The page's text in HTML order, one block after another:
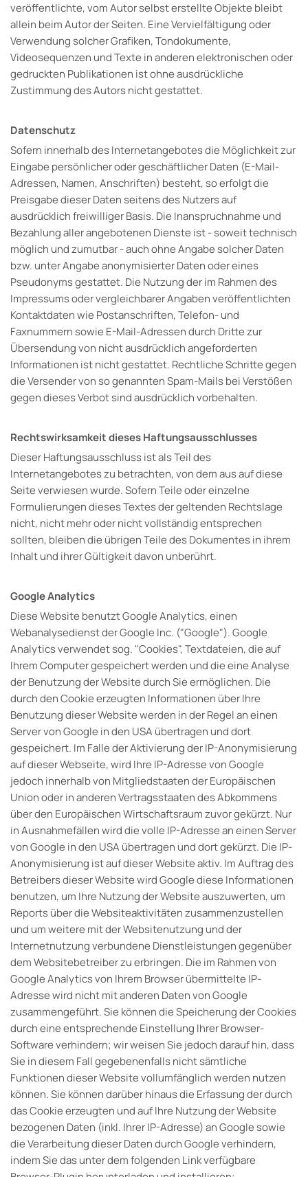
veröffentlichte, vom Autor selbst erstellte Objekte bleibt
allein beim Autor der Seiten. Eine Vervielfältigung oder
Verwendung solcher Grafiken, Tondokumente,
Videosequenzen und Texte in anderen elektronischen oder
gedruckten Publikationen ist ohne ausdrückliche
Zustimmung des Autors nicht gestattet.
Datenschutz
Sofern innerhalb des Internetangebotes die Möglichkeit zur
Eingabe persönlicher oder geschäftlicher Daten (E-Mail-
Adressen, Namen, Anschriften) besteht, so erfolgt die
Preisgabe dieser Daten seitens des Nutzers auf
ausdrücklich freiwilliger Basis. Die Inanspruchnahme und
Bezahlung aller angebotenen Dienste ist - soweit technisch
möglich und zumutbar - auch ohne Angabe solcher Daten
bzw. unter Angabe anonymisierter Daten oder eines
Pseudonyms gestattet. Die Nutzung der im Rahmen des
Impressums oder vergleichbarer Angaben veröffentlichten
Kontaktdaten wie Postanschriften, Telefon- und
Faxnummern sowie E-Mail-Adressen durch Dritte zur
Übersendung von nicht ausdrücklich angeforderten
Informationen ist nicht gestattet. Rechtliche Schritte gegen
die Versender von so genannten Spam-Mails bei Verstößen
gegen dieses Verbot sind ausdrücklich vorbehalten.
Rechtswirksamkeit dieses Haftungsausschlusses
Dieser Haftungsausschluss ist als Teil des
Internetangebotes zu betrachten, von dem aus auf diese
Seite verwiesen wurde. Sofern Teile oder einzelne
Formulierungen dieses Textes der geltenden Rechtslage
nicht, nicht mehr oder nicht vollständig entsprechen
sollten, bleiben die übrigen Teile des Dokumentes in ihrem
Inhalt und ihrer Gültigkeit davon unberührt.
Google Analytics
Diese Website benutzt Google Analytics, einen
Webanalysedienst der Google Inc. ("Google"). Google
Analytics verwendet sog. "Cookies", Textdateien, die auf
Ihrem Computer gespeichert werden und die eine Analyse
der Benutzung der Website durch Sie ermöglichen. Die
durch den Cookie erzeugten Informationen über Ihre
Benutzung dieser Website werden in der Regel an einen
Server von Google in den USA übertragen und dort
gespeichert. Im Falle der Aktivierung der IP-Anonymisierung
auf dieser Webseite, wird Ihre IP-Adresse von Google
jedoch innerhalb von Mitgliedstaaten der Europäischen
Union oder in anderen Vertragsstaaten des Abkommens
über den Europäischen Wirtschaftsraum zuvor gekürzt. Nur
in Ausnahmefällen wird die volle IP-Adresse an einen Server
von Google in den USA übertragen und dort gekürzt. Die IP-
Anonymisierung ist auf dieser Website aktiv. Im Auftrag des
Betreibers dieser Website wird Google diese Informationen
benutzen, um Ihre Nutzung der Website auszuwerten, um
Reports über die Websiteaktivitäten zusammenzustellen
und um weitere mit der Websitenutzung und der
Internetnutzung verbundene Dienstleistungen gegenüber
dem Websitebetreiber zu erbringen. Die im Rahmen von
Google Analytics von Ihrem Browser übermittelte IP-
Adresse wird nicht mit anderen Daten von Google
zusammengeführt. Sie können die Speicherung der Cookies
durch eine entsprechende Einstellung Ihrer Browser-
Software verhindern; wir weisen Sie jedoch darauf hin, dass
Sie in diesem Fall gegebenenfalls nicht sämtliche
Funktionen dieser Website vollumfänglich werden nutzen
können. Sie können darüber hinaus die Erfassung der durch
das Cookie erzeugten und auf Ihre Nutzung der Website
bezogenen Daten (inkl. Ihrer IP-Adresse) an Google sowie
die Verarbeitung dieser Daten durch Google verhindern,
indem Sie das unter dem folgenden Link verfügbare